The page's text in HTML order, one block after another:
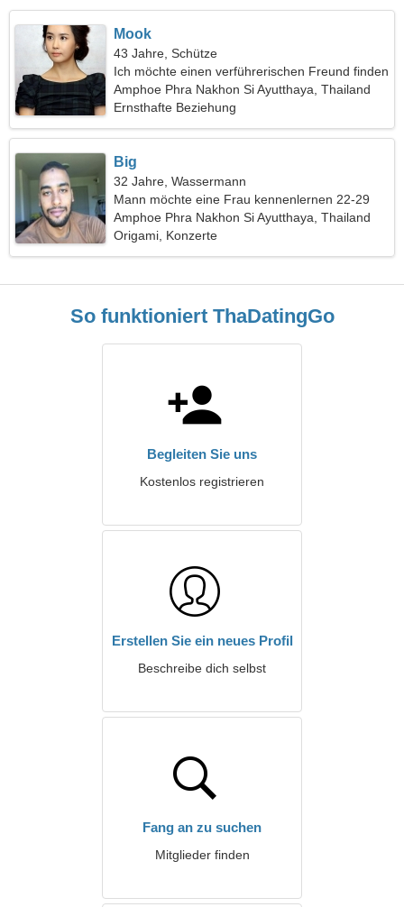
Mook
43 Jahre, Schütze
Ich möchte einen verführerischen Freund finden
Amphoe Phra Nakhon Si Ayutthaya, Thailand
Ernsthafte Beziehung
Big
32 Jahre, Wassermann
Mann möchte eine Frau kennenlernen 22-29
Amphoe Phra Nakhon Si Ayutthaya, Thailand
Origami, Konzerte
So funktioniert ThaDatingGo
Begleiten Sie uns
Kostenlos registrieren
Erstellen Sie ein neues Profil
Beschreibe dich selbst
Fang an zu suchen
Mitglieder finden